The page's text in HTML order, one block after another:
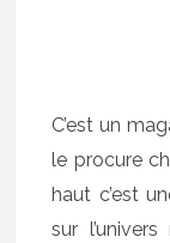
C’est un
le procure
haut c’est
sur